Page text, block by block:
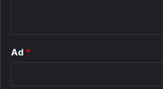
Ad *